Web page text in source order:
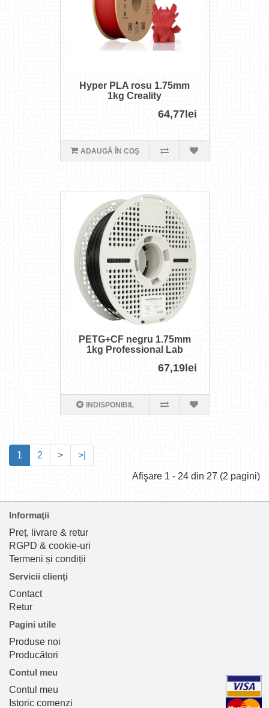
Hyper PLA rosu 1.75mm
1kg Creality
64,77lei
ADAUGĂ ÎN COŞ
PETG+CF negru 1.75mm
1kg Professional Lab
67,19lei
INDISPONIBIL
1 2 > >|
Afişare 1 - 24 din 27 (2 pagini)
Informaţii
Preț, livrare & retur
RGPD & cookie-uri
Termeni și condiții
Servicii clienţi
Contact
Retur
Pagini utile
Produse noi
Producători
Contul meu
Contul meu
Istoric comenzi